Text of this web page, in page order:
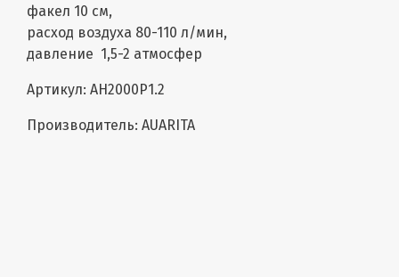
факел 10 см,
расход воздуха 80-110 л/мин,
давление 1,5-2 атмосфер
Артикул: AH2000P1.2
Производитель: AUARITA